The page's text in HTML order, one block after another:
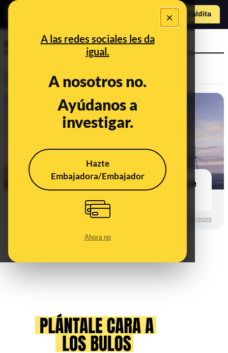
×
A las redes sociales les da
igual.
A nosotros no.
Ayúdanos a
investigar.
Hazte
Embajadora/Embajador
Ahora no
Hazte Maldita
energía eólica marina
Qué es la energía eólica marina y qué
30/12/2022